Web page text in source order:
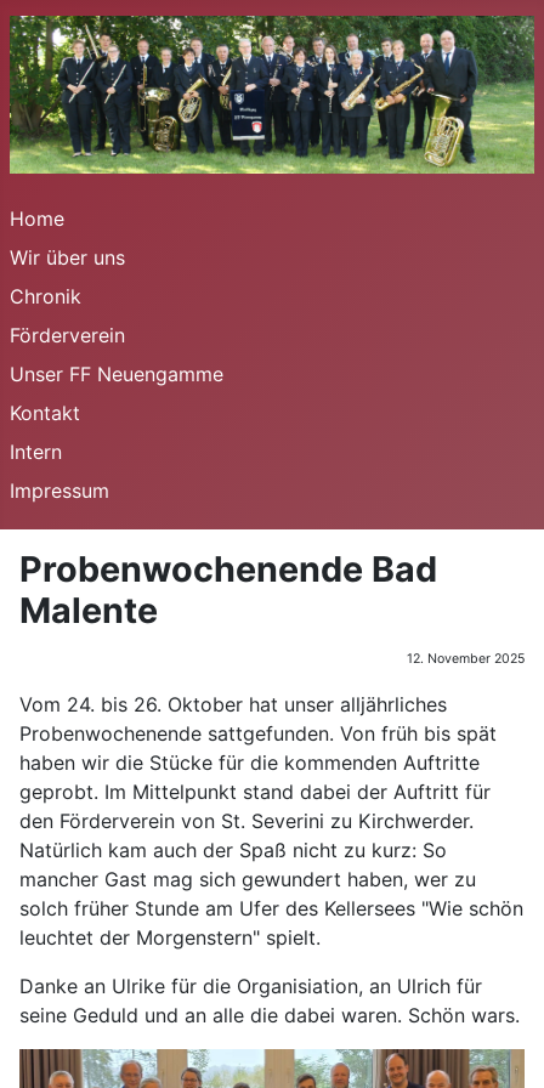
Home
Wir über uns
Chronik
Förderverein
Unser FF Neuengamme
Kontakt
Intern
Impressum
Probenwochenende Bad
Malente
12. November 2025
Vom 24. bis 26. Oktober hat unser alljährliches
Probenwochenende sattgefunden. Von früh bis spät
haben wir die Stücke für die kommenden Auftritte
geprobt. Im Mittelpunkt stand dabei der Auftritt für
den Förderverein von St. Severini zu Kirchwerder.
Natürlich kam auch der Spaß nicht zu kurz: So
mancher Gast mag sich gewundert haben, wer zu
solch früher Stunde am Ufer des Kellersees "Wie schön
leuchtet der Morgenstern" spielt.
Danke an Ulrike für die Organisiation, an Ulrich für
seine Geduld und an alle die dabei waren. Schön wars.